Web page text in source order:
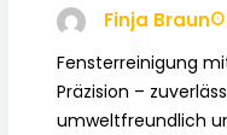
Finja Braun
Fensterreinigung
Präzision –
umweltfreundlich